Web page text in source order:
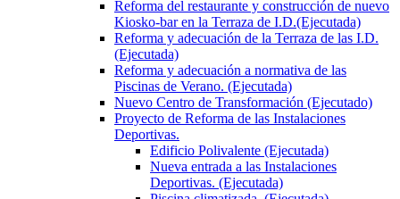
Reforma del restaurante y construcción de nuevo
Kiosko-bar en la Terraza de I.D.(Ejecutada)
Reforma y adecuación de la Terraza de las I.D.
(Ejecutada)
Reforma y adecuación a normativa de las
Piscinas de Verano. (Ejecutada)
Nuevo Centro de Transformación (Ejecutado)
Proyecto de Reforma de las Instalaciones
Deportivas.
Edificio Polivalente (Ejecutada)
Nueva entrada a las Instalaciones
Deportivas. (Ejecutada)